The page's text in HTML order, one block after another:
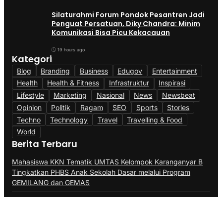
Silaturahmi Forum Pondok Pesantren Jadi
Penguat Persatuan, Diky Chandra: Minim
Komunikasi Bisa Picu Kekacauan
19 hours ago
Kategori
Blog Branding Business Edugov
Entertainment
Health
Health & Fitness Infrastruktur
Inspirasi
Lifestyle
Marketing Nasional News
Newsbeat
Opinion
Politik Ragam SEO Sports
Stories
Techno
Technology Travel
Travelling & Food
World
Berita Terbaru
Mahasiswa KKN Tematik UMTAS Kelompok Karanganyar B
Tingkatkan PHBS Anak Sekolah Dasar melalui Program
GEMILANG dan GEMAS